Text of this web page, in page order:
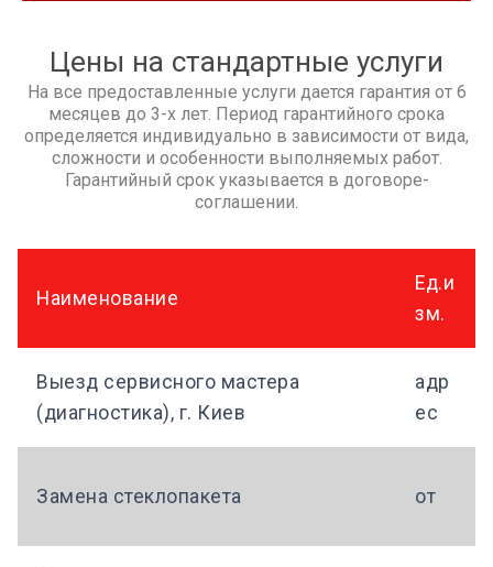
Цены на стандартные услуги
На все предоставленные услуги дается гарантия от 6
месяцев до 3-х лет. Период гарантийного срока
определяется индивидуально в зависимости от вида,
сложности и особенности выполняемых работ.
Гарантийный срок указывается в договоре-
соглашении.
Наименование
Ед.и
зм.
Выезд сервисного мастера
(диагностика), г. Киев
адр
ес
Замена стеклопакета от